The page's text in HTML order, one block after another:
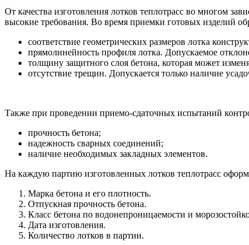
От качества изготовления лотков теплотрасс во многом
высокие требования. Во время приемки готовых изделий
соответствие геометрических размеров лотка
прямолинейность профиля лотка. Допускаемое
толщину защитного слоя бетона, которая может
отсутствие трещин. Допускается только наличие
Также при проведении приемо-сдаточных испытаний
прочность бетона;
надежность сварных соединений;
наличие необходимых закладных элементов.
На каждую партию изготовленных лотков теплотрасс
Марка бетона и его плотность.
Отпускная прочность бетона.
Класс бетона по водонепроницаемости и
Дата изготовления.
Количество лотков в партии.